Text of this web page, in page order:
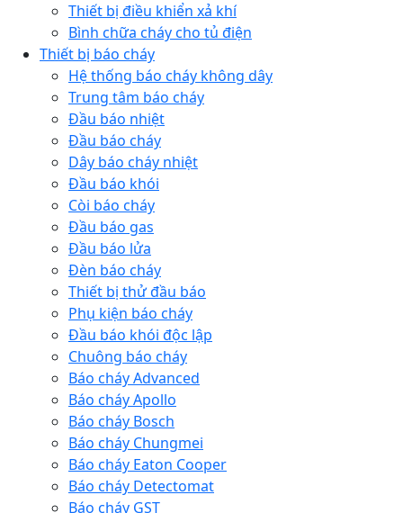
Thiết bị điều khiển xả khí
Bình chữa cháy cho tủ điện
Thiết bị báo cháy
Hệ thống báo cháy không dây
Trung tâm báo cháy
Đầu báo nhiệt
Đầu báo cháy
Dây báo cháy nhiệt
Đầu báo khói
Còi báo cháy
Đầu báo gas
Đầu báo lửa
Đèn báo cháy
Thiết bị thử đầu báo
Phụ kiện báo cháy
Đầu báo khói độc lập
Chuông báo cháy
Báo cháy Advanced
Báo cháy Apollo
Báo cháy Bosch
Báo cháy Chungmei
Báo cháy Eaton Cooper
Báo cháy Detectomat
Báo cháy GST